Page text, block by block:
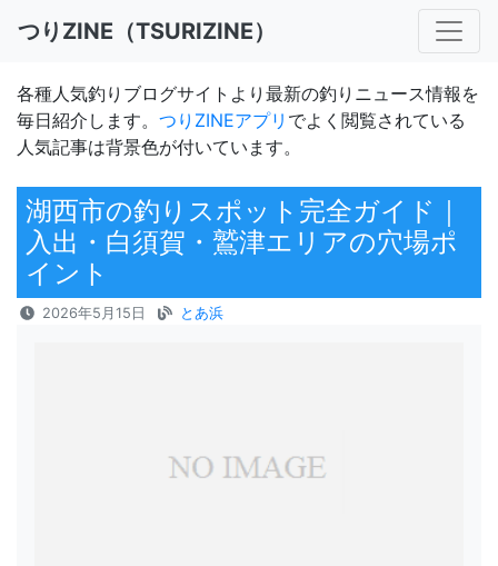
つりZINE（TSURIZINE）
各種人気釣りブログサイトより最新の釣りニュース情報を
毎日紹介します。 つりZINEアプリ でよく閲覧されている
人気記事は背景色が付いています。
湖西市の釣りスポット完全ガイド｜
入出・白須賀・鷲津エリアの穴場ポ
イント
2026年5月15日 とあ浜